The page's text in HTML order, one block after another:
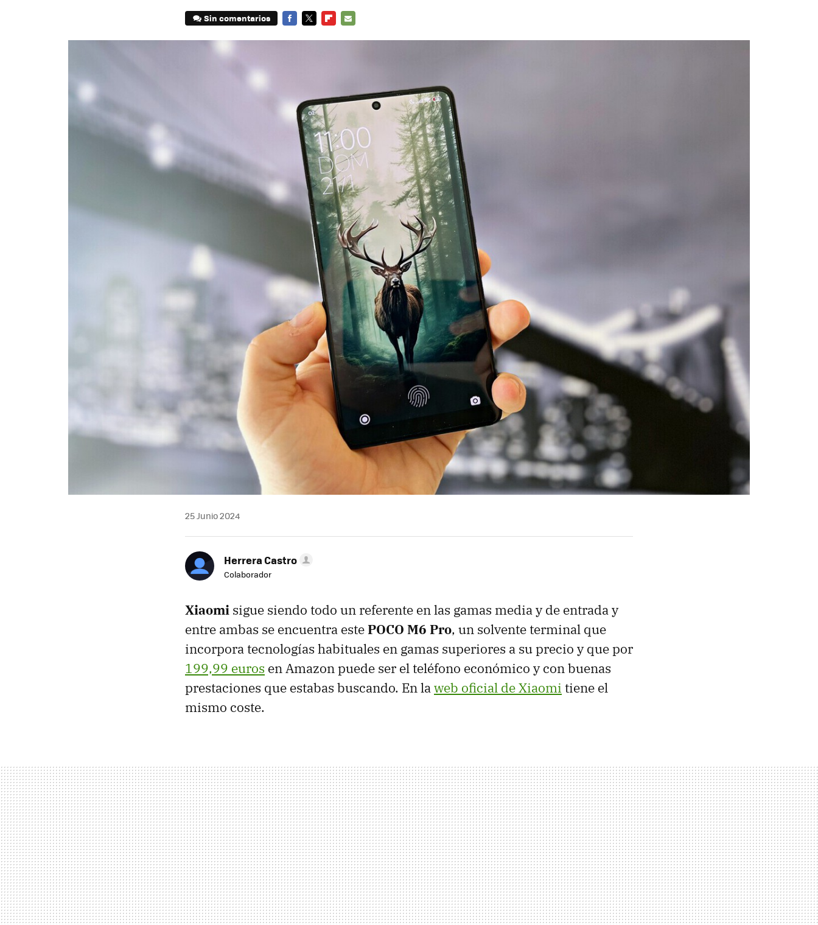
Sin comentarios
25 Junio 2024
Herrera Castro
Colaborador
Xiaomi sigue siendo todo un referente en las gamas media y de entrada y
entre ambas se encuentra estePOCO M6 Pro, un solvente terminal que
incorpora tecnologías habituales en gamas superiores a su precio y que por
199,99 euros en Amazon puede ser el teléfono económico y con buenas
prestaciones que estabas buscando. En laweb oficial de Xiaomi tiene el
mismo coste.